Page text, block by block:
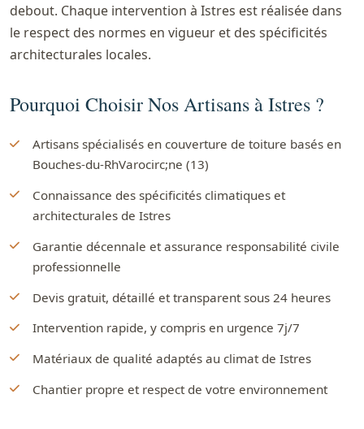
debout. Chaque intervention à Istres est réalisée dans
le respect des normes en vigueur et des spécificités
architecturales locales.
Pourquoi Choisir Nos Artisans à Istres ?
Artisans spécialisés en couverture de toiture basés en
Bouches-du-RhVarocirc;ne (13)
Connaissance des spécificités climatiques et
architecturales de Istres
Garantie décennale et assurance responsabilité civile
professionnelle
Devis gratuit, détaillé et transparent sous 24 heures
Intervention rapide, y compris en urgence 7j/7
Matériaux de qualité adaptés au climat de Istres
Chantier propre et respect de votre environnement